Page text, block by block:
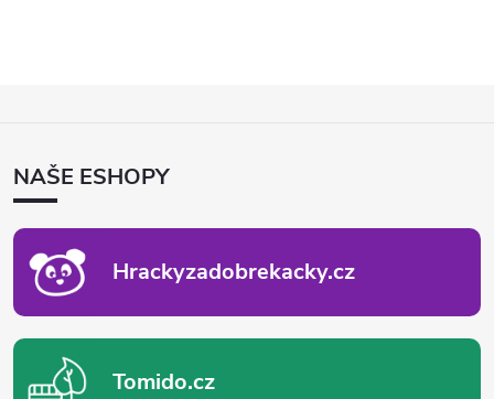
ANAŠE ESHOPY
Hrackyzadobrekacky.cz
Tomido.cz